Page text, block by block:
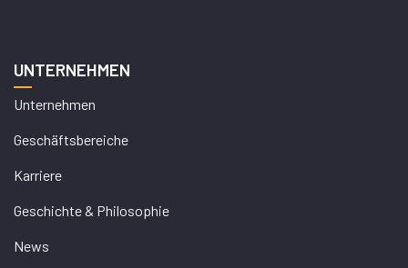
UNTERNEHMEN
Unternehmen
Geschäftsbereiche
Karriere
Geschichte & Philosophie
News